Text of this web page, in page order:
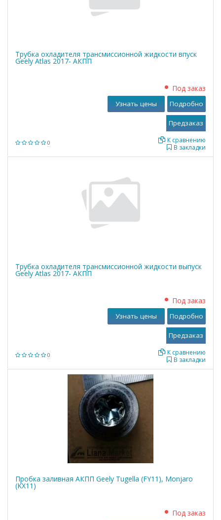
Трубка охладителя трансмиссионной жидкости впуск
Geely Atlas 2017- АКПП
0
Под заказ
В закладки
К сравнению
Узнать цены Подробно
Трубка охладителя трансмиссионной жидкости выпуск
Geely Atlas 2017- АКПП
0
Под заказ
В закладки
К сравнению
Узнать цены Подробно
Пробка заливная АКПП Geely Tugella (FY11), Monjaro
(KX11)
Под заказ